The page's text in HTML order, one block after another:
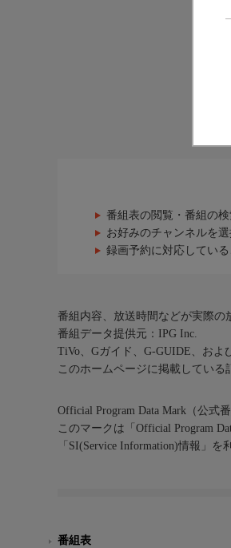
番組表の閲覧・番組の
お好みのチャンネルを
録画予約に対応してい
番組内容、放送時間などが実際の
番組データ提供元：IPG Inc.
TiVo、Gガイド、G-GUIDE、およ
このホームページに掲載している
Official Program Data Mark（公式
このマークは「Official Program
「SI(Service Information)情報」
番組表